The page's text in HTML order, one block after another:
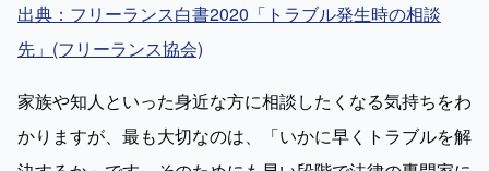
出典：フリーランス白書2020「トラブル発生時の相談
先」(フリーランス協会)
家族や知人といった身近な方に相談したくなる気持ちをわ
かりますが、最も大切なのは、「いかに早くトラブルを解